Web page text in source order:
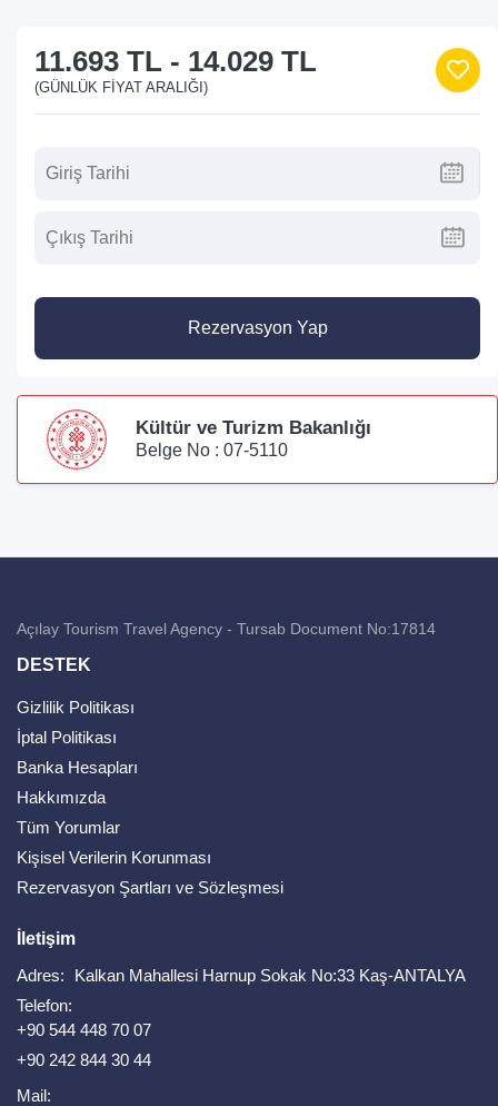
11.693 TL - 14.029 TL
(GÜNLÜK FIYAT ARALIĞI)
Rezervasyon Yap
Kültür ve Turizm Bakanlığı
Belge No : 07-5110
Açılay Tourism Travel Agency - Tursab Document No:17814
DESTEK
Gizlilik Politikası
İptal Politikası
Banka Hesapları
Hakkımızda
Tüm Yorumlar
Kişisel Verilerin Korunması
Rezervasyon Şartları ve Sözleşmesi
İletişim
Adres:
Kalkan Mahallesi Harnup Sokak No:33 Kaş-ANTALYA
Telefon:
+90 544 448 70 07
+90 242 844 30 44
Mail: